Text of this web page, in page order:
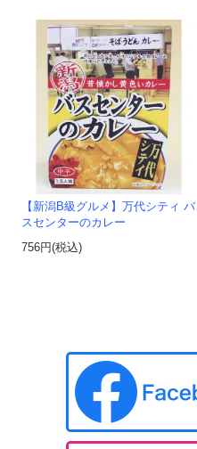
【新潟B級グルメ】万代シティ バ
スセンターのカレー
756円(税込)